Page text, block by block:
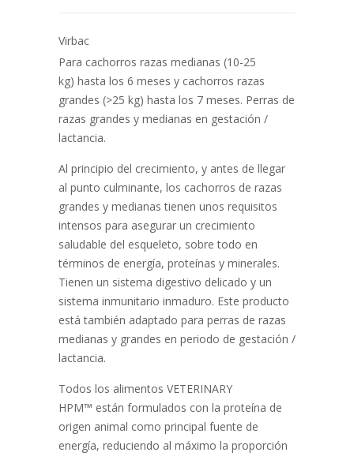
Virbac
Para cachorros razas medianas (10-25
kg) hasta los 6 meses y cachorros razas
grandes (>25 kg) hasta los 7 meses. Perras de
razas grandes y medianas en gestación /
lactancia.
Al principio del crecimiento, y antes de llegar
al punto culminante, los cachorros de razas
grandes y medianas tienen unos requisitos
intensos para asegurar un crecimiento
saludable del esqueleto, sobre todo en
términos de energía, proteínas y minerales.
Tienen un sistema digestivo delicado y un
sistema inmunitario inmaduro. Este producto
está también adaptado para perras de razas
medianas y grandes en periodo de gestación /
lactancia.
Todos los alimentos VETERINARY
HPM™ están formulados con la proteína de
origen animal como principal fuente de
energía, reduciendo al máximo la proporción